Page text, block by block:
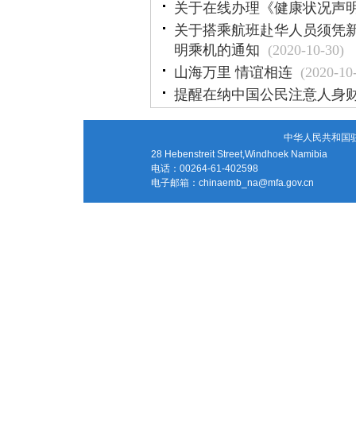
关于在线办理《健康状况声
关于搭乘航班赴华人员须凭
明乘机的通知 (2020-10-30)
山海万里 情谊相连 (2020-
提醒在纳中国公民注意人身
中华人民共和国
28 Hebenstreit Street,Windhoek Namibia
电话：00264-61-402598
电子邮箱： chinaemb_na@mfa.gov.cn